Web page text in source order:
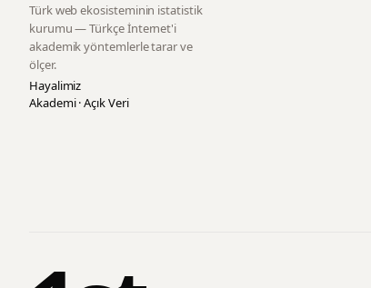
Türk web ekosisteminin istatistik
kurumu — Türkçe İnternet'i
akademik yöntemlerle tarar ve
ölçer.
Hayalimiz
Akademi · Açık Veri